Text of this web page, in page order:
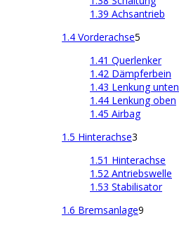
1.39 Achsantrieb
1.4 Vorderachse5
1.41 Querlenker
1.42 Dämpferbein
1.43 Lenkung unten
1.44 Lenkung oben
1.45 Airbag
1.5 Hinterachse3
1.51 Hinterachse
1.52 Antriebswelle
1.53 Stabilisator
1.6 Bremsanlage9